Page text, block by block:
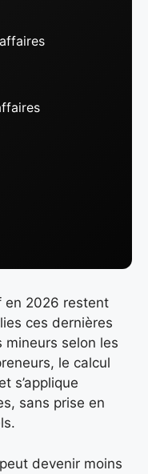
en 2026 restent
ces dernières
mineurs selon les
le calcul
s’applique
sans prise en
devenir moins